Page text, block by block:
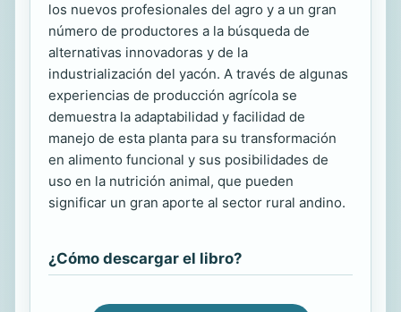
los nuevos profesionales del agro y a un gran
número de productores a la búsqueda de
alternativas innovadoras y de la
industrialización del yacón. A través de algunas
experiencias de producción agrícola se
demuestra la adaptabilidad y facilidad de
manejo de esta planta para su transformación
en alimento funcional y sus posibilidades de
uso en la nutrición animal, que pueden
significar un gran aporte al sector rural andino.
¿Cómo descargar el libro?